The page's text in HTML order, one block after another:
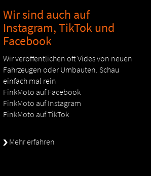
Wir sind auch auf
Instagram, TikTok und
Facebook
Wir veröffentlichen oft Vides von neuen
Fahrzeugen oder Umbauten. Schau
einfach mal rein
FinkMoto auf Facebook
FinkMoto auf Instagram
FinkMoto auf TikTok
Mehr erfahren